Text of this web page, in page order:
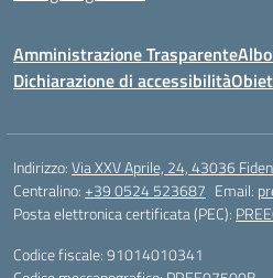
Amministrazione Trasparente
Dichiarazione di accessibilità
Indirizzo:Via XXV Aprile, 24, 43036
Centralino:+39 0524 523687 Email:
Posta elettronica certificata (PEC):
Codice fiscale: 91014010341